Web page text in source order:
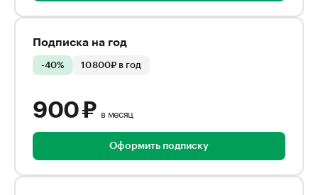
Подписка на год
-40% 10 800₽ в год
900 ₽ в месяц
Оформить подписку